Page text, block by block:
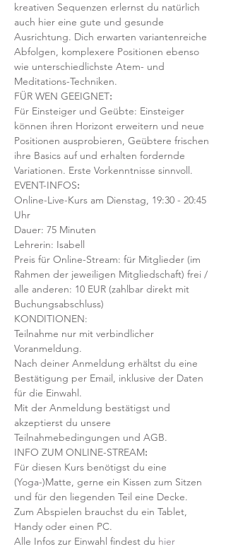
kreativen Sequenzen erlernst du natürlich
auch hier eine gute und gesunde
Ausrichtung. Dich erwarten variantenreiche
Abfolgen, komplexere Positionen ebenso
wie unterschiedlichste Atem- und
Meditations-Techniken.
FÜR WEN GEEIGNET:
Für Einsteiger und Geübte: Einsteiger
können ihren Horizont erweitern und neue
Positionen ausprobieren, Geübtere frischen
ihre Basics auf und erhalten fordernde
Variationen. Erste Vorkenntnisse sinnvoll.
EVENT-INFOS:
Online-Live-Kurs am Dienstag, 19:30 - 20:45
Uhr
Dauer: 75 Minuten
Lehrerin: Isabell
Preis für Online-Stream: für Mitglieder (im
Rahmen der jeweiligen Mitgliedschaft) frei /
alle anderen: 10 EUR (zahlbar direkt mit
Buchungsabschluss)
KONDITIONEN:
Teilnahme nur mit verbindlicher
Voranmeldung.
Nach deiner Anmeldung erhältst du eine
Bestätigung per Email, inklusive der Daten
für die Einwahl.
Mit der Anmeldung bestätigst und
akzeptierst du unsere
Teilnahmebedingungen und AGB.
INFO ZUM ONLINE-STREAM:
Für diesen Kurs benötigst du eine
(Yoga-)Matte, gerne ein Kissen zum Sitzen
und für den liegenden Teil eine Decke.
Zum Abspielen brauchst du ein Tablet,
Handy oder einen PC.
Alle Infos zur Einwahl findest du hier